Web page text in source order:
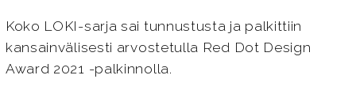
Koko LOKI-sarja sai tunnustusta ja palkittiin
kansainvälisesti arvostetulla Red Dot Design
Award 2021 -palkinnolla.